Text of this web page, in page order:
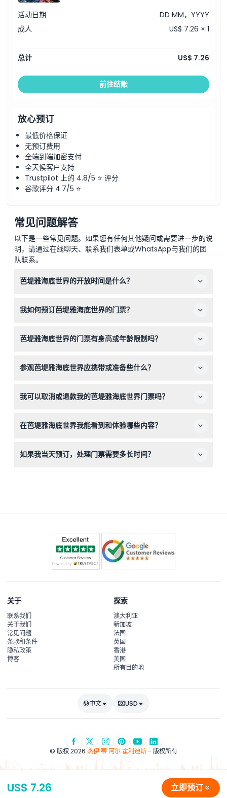
US$ 7.26 立即预订
活动日期
DD MM，YYYY
成人
US$ 7.26 × 1
总计 US$ 7.26
前往结账
放心预订
最低价格保证
无预订费用
全端到端加密支付
全天候客户支持
Trustpilot 上的 4.8/5 ⭐ 评分
谷歌评分 4.7/5 ⭐
常见问题解答
以下是一些常见问题。如果您有任何其他疑问或需要进一步的说
明，请通过在线聊天、联系我们表单或WhatsApp与我们的团
队联系。
芭堤雅海底世界的开放时间是什么？
最后入场时间为下午5:30（可能会有变动——请在预订时确
我如何预订芭堤雅海底世界的门票？
几分钟内收到确认，享受您的参观体验。
芭堤雅海底世界的门票有身高或年龄限制吗？
之间的儿童需支付儿童票价，身高超过131厘米的需要成人
参观芭堤雅海底世界应携带或准备些什么？
请不要忘记携带相机或智能手机，捕捉海洋生物的精彩瞬
我可以取消或退款我的芭堤雅海底世界门票吗？
程安排。
在芭堤雅海底世界我能看到和体验哪些内容？
长的亚克力隧道，享受互动触摸池，并观看鲨鱼和魟鱼的喂
如果我当天预订，处理门票需要多长时间？
关于
联系我们
关于我们
常见问题
条款和条件
隐私政策
博客
探索
澳大利亚
新加坡
法国
英国
香港
美国
所有目的地
中文 USD
© 版权 2026 杰伊·蒂·阿尔·霍利迪斯- 版权所有